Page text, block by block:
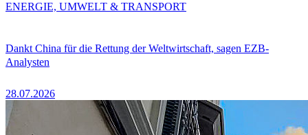
Dankt China für die Rettung der Weltwirtschaft, sagen EZB-
Analysten
28.07.2026
ENERGIE, UMWELT & TRANSPORT